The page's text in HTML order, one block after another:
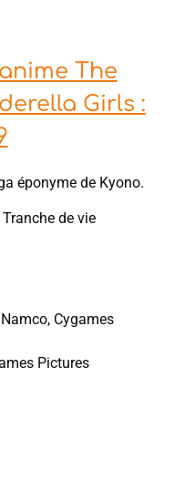
The
Girls :
éponyme de Kyono.
de vie
Cygames
Pictures